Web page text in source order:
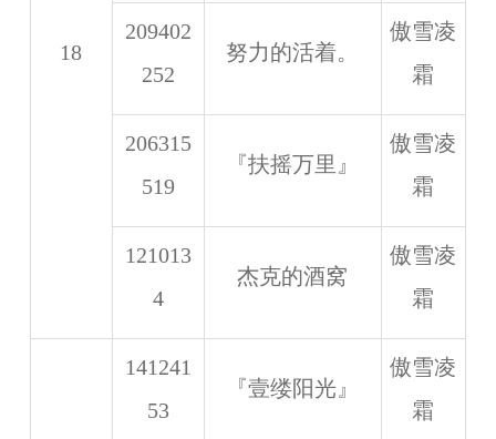
18
209402
252
努力的活着。
傲雪凌
霜
206315
519
『扶摇万里』
傲雪凌
霜
121013
4
杰克的酒窝
傲雪凌
霜
141241
53
『壹缕阳光』
傲雪凌
霜